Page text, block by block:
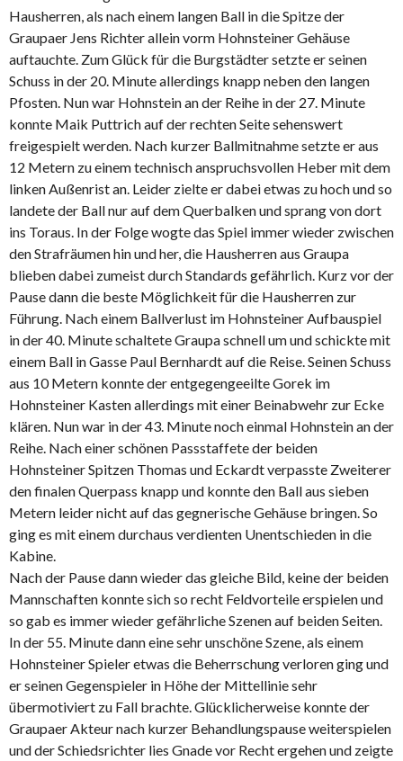
Hausherren, als nach einem langen Ball in die Spitze der
Graupaer Jens Richter allein vorm Hohnsteiner Gehäuse
auftauchte. Zum Glück für die Burgstädter setzte er seinen
Schuss in der 20. Minute allerdings knapp neben den langen
Pfosten. Nun war Hohnstein an der Reihe in der 27. Minute
konnte Maik Puttrich auf der rechten Seite sehenswert
freigespielt werden. Nach kurzer Ballmitnahme setzte er aus
12 Metern zu einem technisch anspruchsvollen Heber mit dem
linken Außenrist an. Leider zielte er dabei etwas zu hoch und so
landete der Ball nur auf dem Querbalken und sprang von dort
ins Toraus. In der Folge wogte das Spiel immer wieder zwischen
den Strafräumen hin und her, die Hausherren aus Graupa
blieben dabei zumeist durch Standards gefährlich. Kurz vor der
Pause dann die beste Möglichkeit für die Hausherren zur
Führung. Nach einem Ballverlust im Hohnsteiner Aufbauspiel
in der 40. Minute schaltete Graupa schnell um und schickte mit
einem Ball in Gasse Paul Bernhardt auf die Reise. Seinen Schuss
aus 10 Metern konnte der entgegengeeilte Gorek im
Hohnsteiner Kasten allerdings mit einer Beinabwehr zur Ecke
klären. Nun war in der 43. Minute noch einmal Hohnstein an der
Reihe. Nach einer schönen Passstaffete der beiden
Hohnsteiner Spitzen Thomas und Eckardt verpasste Zweiterer
den finalen Querpass knapp und konnte den Ball aus sieben
Metern leider nicht auf das gegnerische Gehäuse bringen. So
ging es mit einem durchaus verdienten Unentschieden in die
Kabine.
Nach der Pause dann wieder das gleiche Bild, keine der beiden
Mannschaften konnte sich so recht Feldvorteile erspielen und
so gab es immer wieder gefährliche Szenen auf beiden Seiten.
In der 55. Minute dann eine sehr unschöne Szene, als einem
Hohnsteiner Spieler etwas die Beherrschung verloren ging und
er seinen Gegenspieler in Höhe der Mittellinie sehr
übermotiviert zu Fall brachte. Glücklicherweise konnte der
Graupaer Akteur nach kurzer Behandlungspause weiterspielen
und der Schiedsrichter lies Gnade vor Recht ergehen und zeigte